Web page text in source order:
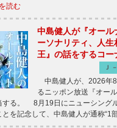
読む
中島健人が『オー
ーソナリティ、人
王』の話をするコー
Ｊ
中島健人が、2026年
るニッポン放送『オー
する。 8月19日にニューシング
を記念して、中島健人が通称“1